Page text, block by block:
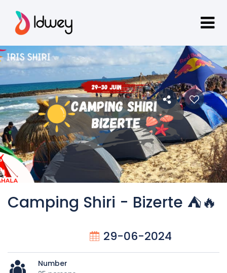
Camping Shiri - Bizerte ⛺🔥
29-06-2024
Number